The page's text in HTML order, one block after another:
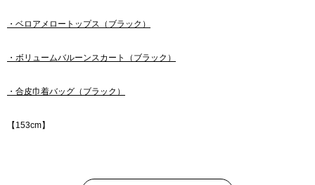
・ベロアメロートップス（ブラック）
・ボリュームバルーンスカート（ブラック）
・合皮巾着バッグ（ブラック）
【153cm】